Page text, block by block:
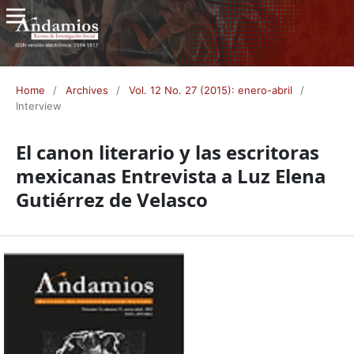
Home / Archives / Vol. 12 No. 27 (2015): enero-abril
/
Interview
El canon literario y las escritoras
mexicanas Entrevista a Luz Elena
Gutiérrez de Velasco